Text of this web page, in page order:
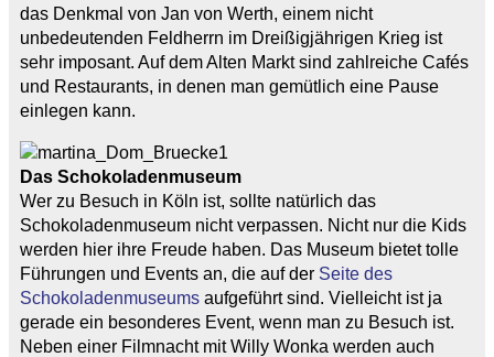
das Denkmal von Jan von Werth, einem nicht
unbedeutenden Feldherrn im Dreißigjährigen Krieg ist
sehr imposant. Auf dem Alten Markt sind zahlreiche Cafés
und Restaurants, in denen man gemütlich eine Pause
einlegen kann.
Das Schokoladenmuseum
Wer zu Besuch in Köln ist, sollte natürlich das
Schokoladenmuseum nicht verpassen. Nicht nur die Kids
werden hier ihre Freude haben. Das Museum bietet tolle
Führungen und Events an, die auf der Seite des
Schokoladenmuseums aufgeführt sind. Vielleicht ist ja
gerade ein besonderes Event, wenn man zu Besuch ist.
Neben einer Filmnacht mit Willy Wonka werden auch